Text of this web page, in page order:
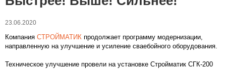
23.06.2020
Компания СТРОЙМАТИК продолжает программу модернизации,
направленную на улучшение и усиление сваебойного оборудования.
Техническое улучшение провели на установке Стройматик СГК-200